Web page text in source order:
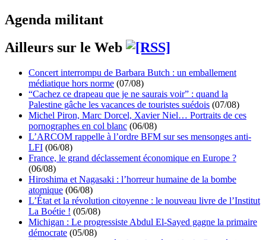
Agenda militant
Ailleurs sur le Web
Concert interrompu de Barbara Butch : un emballement
médiatique hors norme (07/08)
“Cachez ce drapeau que je ne saurais voir” : quand la
Palestine gâche les vacances de touristes suédois (07/08)
Michel Piron, Marc Dorcel, Xavier Niel… Portraits de ces
pornographes en col blanc (06/08)
L’ARCOM rappelle à l’ordre BFM sur ses mensonges anti-
LFI (06/08)
France, le grand déclassement économique en Europe ?
(06/08)
Hiroshima et Nagasaki : l’horreur humaine de la bombe
atomique (06/08)
L’État et la révolution citoyenne : le nouveau livre de l’Institut
La Boétie ! (05/08)
Michigan : Le progressiste Abdul El-Sayed gagne la primaire
démocrate (05/08)